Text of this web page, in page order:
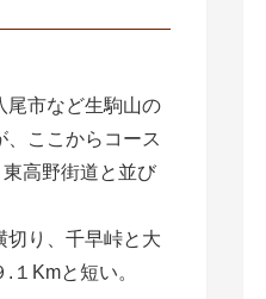
尾市など生駒山の
ここからコース
高野街道と並び
り、千早峠と大
.１Kmと短い。